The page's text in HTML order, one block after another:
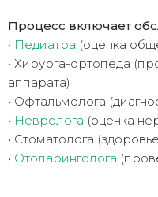
Процесс включает
• Педиатра (оценка
• Хирурга-ортопеда
аппарата)
• Офтальмолога
• Невролога (оценка
• Стоматолога
• Отоларинголога